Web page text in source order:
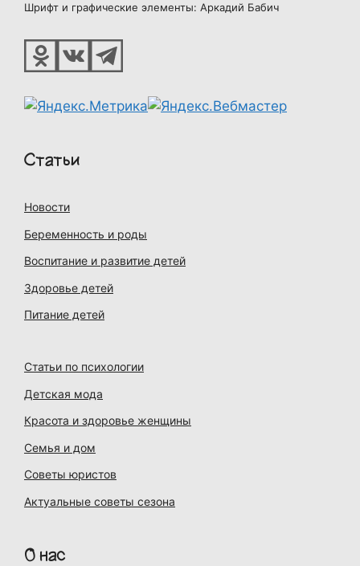
Шрифт и графические элементы: Аркадий Бабич
Статьи
Новости
Беременность и роды
Воспитание и развитие детей
Здоровье детей
Питание детей
Статьи по психологии
Детская мода
Красота и здоровье женщины
Семья и дом
Советы юристов
Актуальные советы сезона
О нас